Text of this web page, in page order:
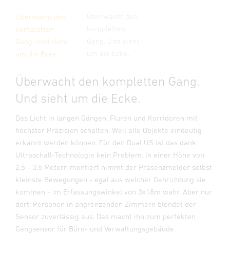
Überwacht den
kompletten
Gang. Und sieht
um die Ecke.
Überwacht den kompletten Gang.
Und sieht um die Ecke.
Das Licht in langen Gängen, Fluren und Korridoren mit
höchster Präzision schalten. Weil alle Objekte eindeutig
erkannt werden können. Für den Dual US ist das dank
Ultraschall-Technologie kein Problem. In einer Höhe von
2,5 - 3,5 Metern montiert nimmt der Präsenzmelder selbst
kleinste Bewegungen - egal aus welcher Gehrichtung sie
kommen - im Erfassungswinkel von 3x18m wahr. Aber nur
dort: Personen in angrenzenden Zimmern blendet der
Sensor zuverlässig aus. Das macht ihn zum perfekten
Gangsensor für Büro- und Verwaltungsgebäude.